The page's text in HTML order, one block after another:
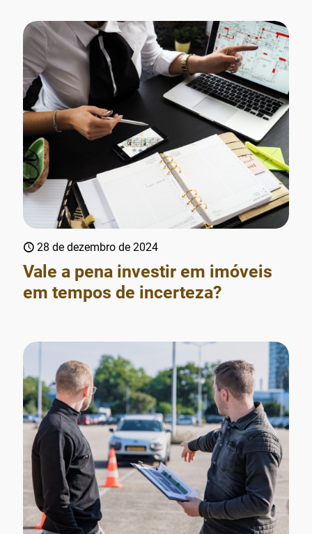
28 de dezembro de 2024
Vale a pena investir em imóveis
em tempos de incerteza?